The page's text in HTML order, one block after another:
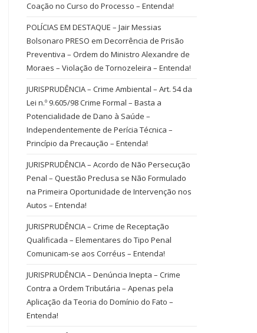
Coação no Curso do Processo – Entenda!
POLÍCIAS EM DESTAQUE – Jair Messias
Bolsonaro PRESO em Decorrência de Prisão
Preventiva – Ordem do Ministro Alexandre de
Moraes – Violação de Tornozeleira – Entenda!
JURISPRUDÊNCIA – Crime Ambiental – Art. 54 da
Lei n.º 9.605/98 Crime Formal – Basta a
Potencialidade de Dano à Saúde –
Independentemente de Perícia Técnica –
Princípio da Precaução – Entenda!
JURISPRUDÊNCIA – Acordo de Não Persecução
Penal – Questão Preclusa se Não Formulado
na Primeira Oportunidade de Intervenção nos
Autos – Entenda!
JURISPRUDÊNCIA – Crime de Receptação
Qualificada – Elementares do Tipo Penal
Comunicam-se aos Corréus – Entenda!
JURISPRUDÊNCIA – Denúncia Inepta – Crime
Contra a Ordem Tributária – Apenas pela
Aplicação da Teoria do Domínio do Fato –
Entenda!